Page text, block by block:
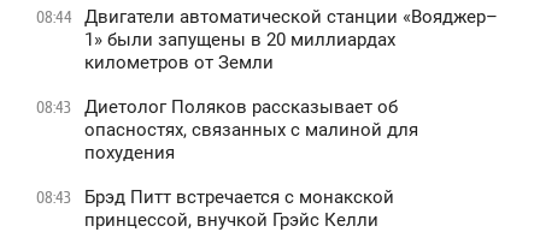
08:44
Двигатели автоматической станции «Вояджер–
1» были запущены в 20 миллиардах
километров от Земли
08:43
Диетолог Поляков рассказывает об
опасностях, связанных с малиной для
похудения
08:43
Брэд Питт встречается с монакской
принцессой, внучкой Грэйс Келли